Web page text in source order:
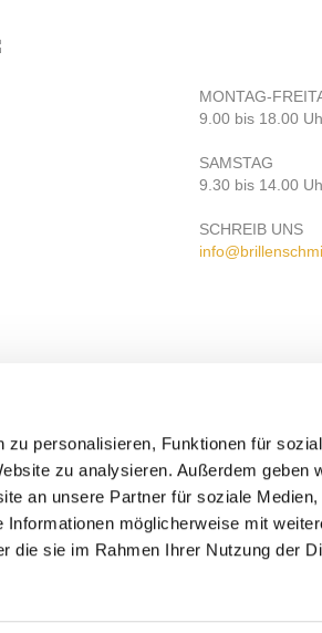
personalisieren, Funktionen für
zu analysieren. Außerdem geben
an unsere Partner für soziale Medien,
möglicherweise mit
die sie im Rahmen Ihrer Nutzung der
MONTAG-
9.00 bis 18.00
SAMSTAG
9.30 bis 14.00
SCHREIB UNS
ES WAR EINMAL...
EVENTS
© 2022 Brillenschmiede